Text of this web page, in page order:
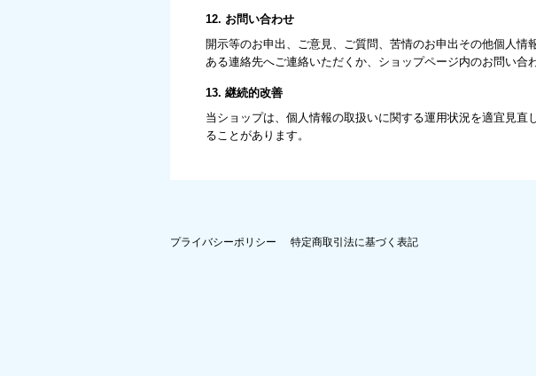
12. お問い合わせ
開示等のお申出、ご意見、ご質問、苦情のお申出その他個人
ある連絡先へご連絡いただくか、ショップページ内のお問い合
13. 継続的改善
当ショップは、個人情報の取扱いに関する運用状況を適宜見
ることがあります。
プライバシーポリシー 特定商取引法に基づく表記